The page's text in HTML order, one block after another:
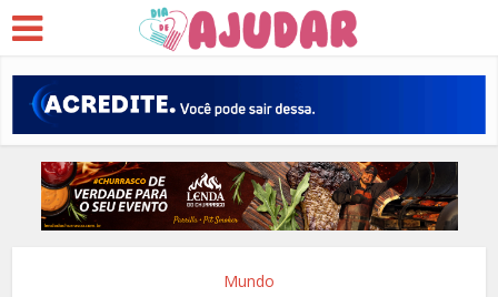
Mundo